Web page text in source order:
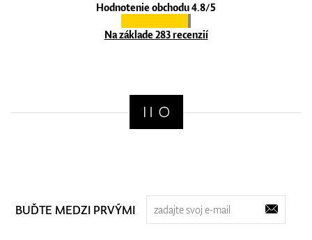
Hodnotenie obchodu 4.8/5
Na základe 283 recenzií
BUĎTE MEDZI PRVÝMI